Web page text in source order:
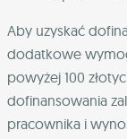
Aby uzyskać
dodatkowe
powyżej 100
dofinansowania
pracownika i